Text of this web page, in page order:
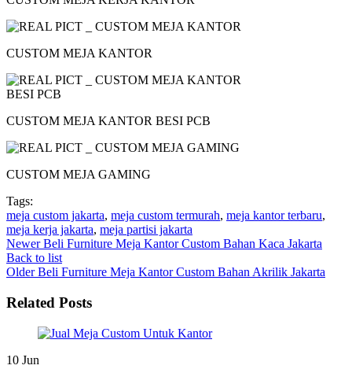
CUSTOM MEJA KANTOR
CUSTOM MEJA KANTOR BESI PCB
CUSTOM MEJA GAMING
Tags:
meja custom jakarta, meja custom termurah, meja kantor terbaru,
meja kerja jakarta, meja partisi jakarta
Newer Beli Furniture Meja Kantor Custom Bahan Kaca Jakarta
Back to list
Older Beli Furniture Meja Kantor Custom Bahan Akrilik Jakarta
Related Posts
10 Jun